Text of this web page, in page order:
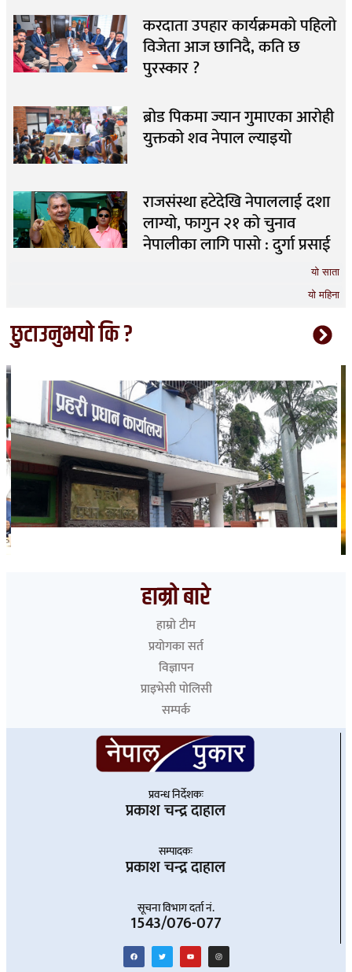
यो साता
यो महिना
करदाता उपहार कार्यक्रमको पहिलो
विजेता आज छानिदै, कति छ
पुरस्कार ?
ब्रोड पिकमा ज्यान गुमाएका आरोही
युक्तको शव नेपाल ल्याइयो
राजसंस्था हटेदेखि नेपाललाई दशा
लाग्यो, फागुन २१ को चुनाव
नेपालीका लागि पासो : दुर्गा प्रसाई
छुटाउनुभयो कि ?
हाम्रो बारे
हाम्रो टीम
प्रयोगका सर्त
विज्ञापन
प्राइभेसी पोलिसी
सम्पर्क
प्रवन्ध निर्देशकः
प्रकाश चन्द्र दाहाल
सम्पादकः
प्रकाश चन्द्र दाहाल
सूचना विभाग दर्ता नं.
1543/076-077